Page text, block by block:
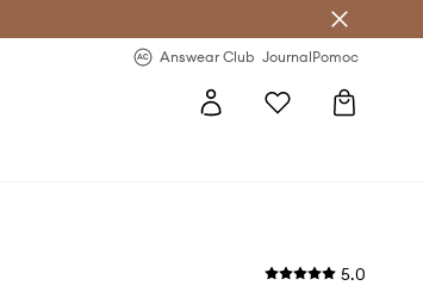
Answear Club JournalPomoc
5.0